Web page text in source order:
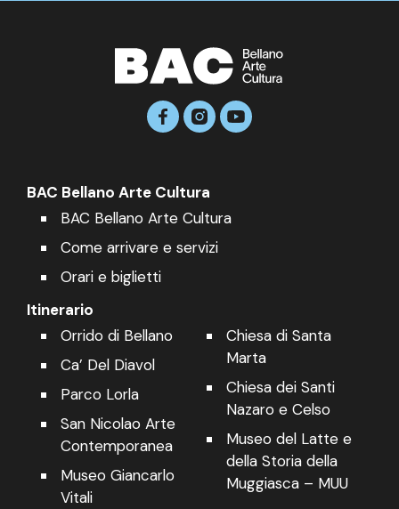
BAC Bellano Arte Cultura
BAC Bellano Arte Cultura
Come arrivare e servizi
Orari e biglietti
Itinerario
Orrido di Bellano
Ca’ Del Diavol
Parco Lorla
San Nicolao Arte
Contemporanea
Museo Giancarlo
Vitali
Chiesa di Santa
Marta
Chiesa dei Santi
Nazaro e Celso
Museo del Latte e
della Storia della
Muggiasca – MUU